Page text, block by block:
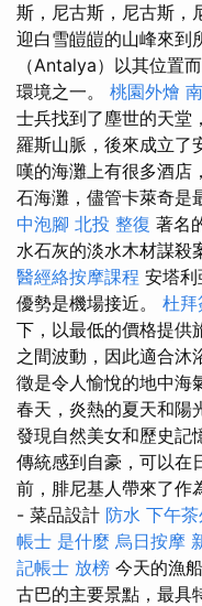
斯，尼古斯，尼古斯，
迎白雪皚皚的山峰來到
（Antalya）以其位置
環境之一。 桃園外燴
士兵找到了塵世的天堂
羅斯山脈，後來成立了
嘆的海灘上有很多酒店
石海灘，儘管卡萊奇是
中泡腳 北投 整復 著名
水石灰的淡水木材謀殺
醫經絡按摩課程 安塔
優勢是機場接近。 杜拜
下，以最低的價格提供
之間波動，因此適合沐
徵是令人愉悅的地中海
春天，炎熱的夏天和陽
發現自然美女和歷史記
傳統感到自豪，可以在
前，腓尼基人帶來了作
- 菜品設計 防水 下午
帳士 是什麼 烏日按摩
記帳士 放榜 今天的漁
古巴的主要景點，最具